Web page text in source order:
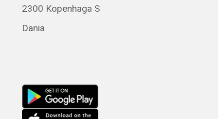
Română
2300 Kopenhaga S
Dania